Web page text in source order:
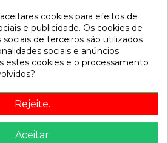
04-04
calefaccion para daewoo lanos |
referencia OEM IAM
cookies para efeitos de
e publicidade. Os cookies de
de terceiros são utilizados
sociais e anúncios
estes cookies e o processamento
Rejeite.
Aceitar